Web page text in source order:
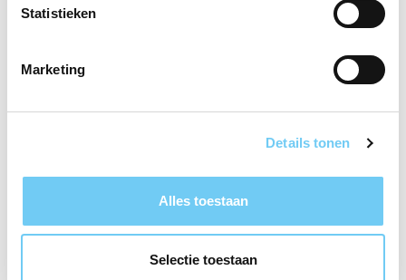
Statistieken
Marketing
Details tonen
Alles toestaan
Selectie toestaan
SCHAKELKLAS /
PANTAGORA